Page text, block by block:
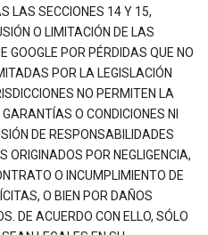
LAS SECCIONES 14 Y 15,
O LIMITACIÓN DE LAS
GOOGLE POR PÉRDIDAS QUE NO
POR LA LEGISLACIÓN
NO PERMITEN LA
O CONDICIONES NI
DE RESPONSABILIDADES
ORIGINADOS POR NEGLIGENCIA,
O INCUMPLIMIENTO DE
O BIEN POR DAÑOS
DE ACUERDO CON ELLO, SÓLO